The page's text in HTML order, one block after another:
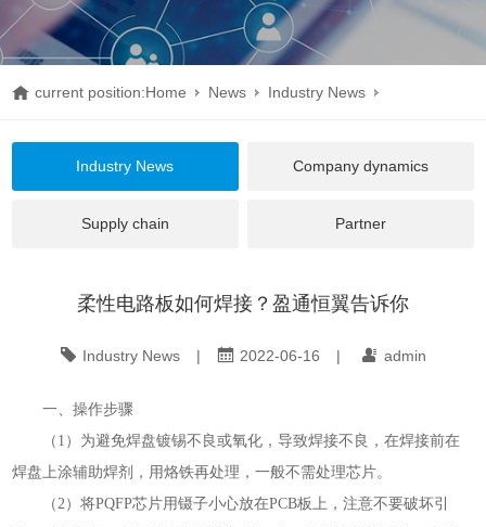
current position:Home News
Industry News
Industry News Company dynamics
Supply chain Partner
柔性电路板如何焊接？盈通恒翼告诉你
Industry News | 2022-06-16 | admin
一、操作步骤
（1）为避免焊盘镀锡不良或氧化，导致焊接不良，在焊接前在
焊盘上涂辅助焊剂，用烙铁再处理，一般不需处理芯片。
（2）将PQFP芯片用镊子小心放在PCB板上，注意不要破坏引